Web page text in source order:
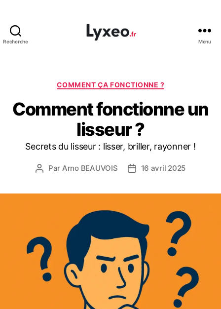
Recherche Menu
Catégories
COMMENT ÇA FONCTIONNE ?
Comment fonctionne un
lisseur ?
Secrets du lisseur : lisser, briller, rayonner !
Auteur
Par Arno BEAUVOIS
Date16 avril 2025